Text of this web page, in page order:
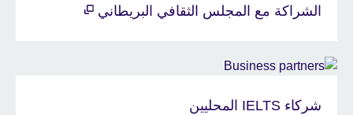
الشراكة مع المجلس الثقافي البريطاني
شركاء IELTS المحليين